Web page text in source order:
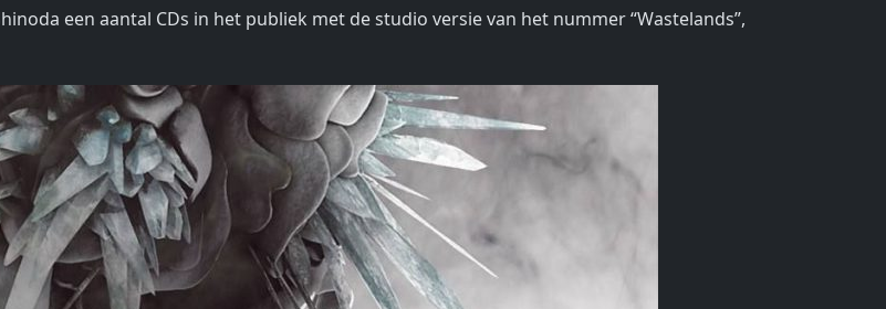
een aantal CDs in het publiek met de studio versie van het nummer “Wastelands”,